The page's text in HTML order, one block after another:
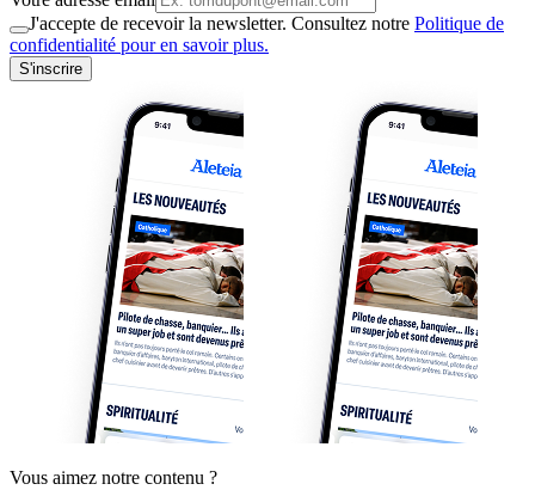
J'accepte de recevoir la newsletter. Consultez notre Politique de
confidentialité pour en savoir plus.
S'inscrire
Vous aimez notre contenu ?